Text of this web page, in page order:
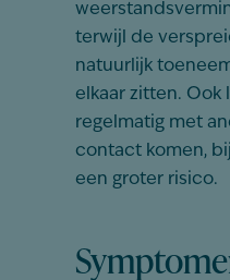
terwijl de
natuurlijk
elkaar zitten.
regelmatig met
contact komen,
een groter risico.